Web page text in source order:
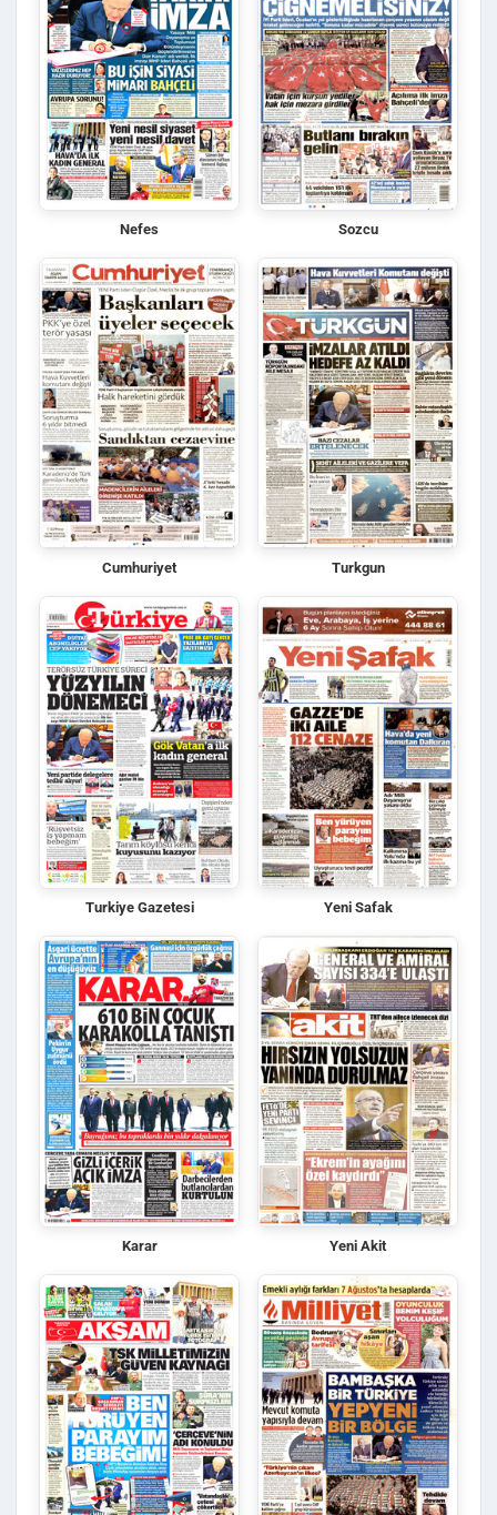
Nefes Sozcu
Cumhuriyet Turkgun
Turkiye Gazetesi Yeni Safak
Karar Yeni Akit